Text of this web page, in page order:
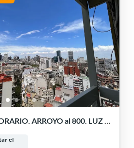
ARROYO al 800. LUZ Y
el